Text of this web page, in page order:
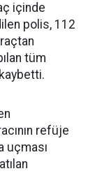
içinde
polis, 112
tüm
refüje
uçması